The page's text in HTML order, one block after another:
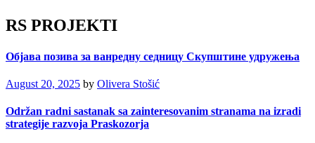
RS PROJEKTI
Објава позива за ванредну седницу Скупштине удружења
August 20, 2025 by Olivera Stošić
Održan radni sastanak sa zainteresovanim stranama na izradi
strategije razvoja Praskozorja